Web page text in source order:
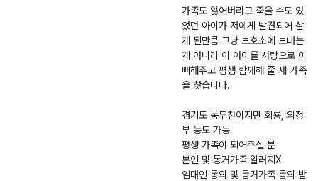
가 근처에 있을 환경
이 아니었습니다. 이
아이를 어떻게 해야
하나 고민하던 중에
비도 조금씩 내리기
시작했고 그냥 두면
그대로 차에 치여 죽
을 것 같아서 그대로
집으로 데려오게 되었
습니다.
가족도 잃어버리고 죽을 수도 있
었던 아이가 저에게 발견되어 살
게 된만큼 그냥 보호소에 보내는
게 아니라 이 아이를 사랑으로 이
뻐해주고 평생 함께해 줄 새 가족
을 찾습니다.
경기도 동두천이지만 회룡, 의정
부 등도 가능
평생 가족이 되어주실 분
본인 및 동거가족 알러지X
임대인 동의 및 동거가족 동의 받